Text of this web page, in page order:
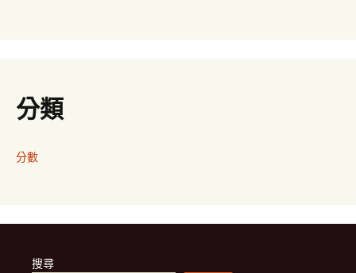
分類
分數
搜尋